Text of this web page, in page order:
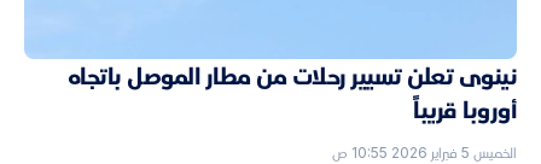
نينوى تعلن تسيير رحلات من مطار الموصل باتجاه
أوروبا قريباً
الخميس 5 فبراير 2026 10:55 ص